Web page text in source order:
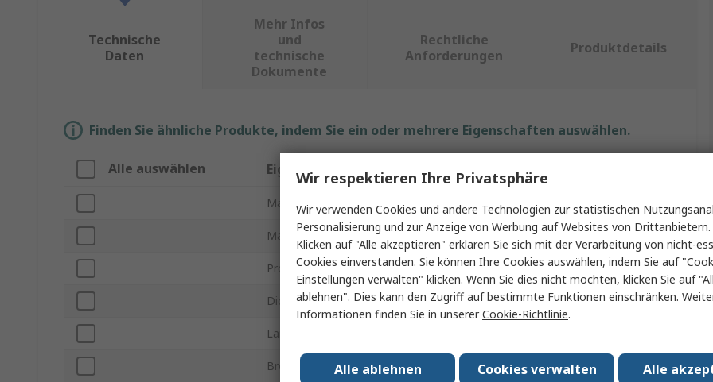
Technische
Daten
Mehr Infos
und
technische
Dokumente
Rechtliche
Anforderungen
Produktdetails
Finden Sie ähnliche Produkte, indem Sie ein oder mehrere Eigenschaften auswählen.
Alle auswählen Eigenschaft Wert
Marke KEMET
Material Ferrit
Produkt Typ Abschirmfolie
Dicke 5mm
Länge
Breite 100mm
Wir respektieren Ihre Privatsphäre
Wir verwenden Cookies und andere Technologien zur statistischen
Personalisierung und zur Anzeige von Werbung auf Websites von
Klicken auf "Alle akzeptieren" erklären Sie sich mit der Verarbeitung von nicht-
Cookies einverstanden. Sie können Ihre Cookies auswählen, indem Sie auf
Einstellungen verwalten" klicken. Wenn Sie dies nicht möchten, klicken Sie auf
ablehnen". Dies kann den Zugriff auf bestimmte Funktionen einschränken.
Informationen finden Sie in unsererCookie-Richtlinie.
Alle
Cookies verwalten
Alle ablehnen